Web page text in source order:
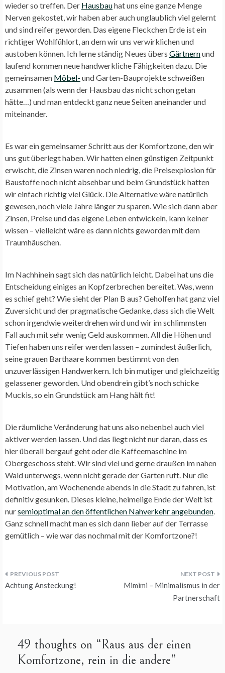
wieder so treffen. Der Hausbauhat uns eine ganze Menge
Nerven gekostet, wir haben aber auch unglaublich viel gelernt
und sind reifer geworden. Das eigene Fleckchen Erde ist ein
richtiger Wohlfühlort, an dem wir uns verwirklichen und
austoben können. Ich lerne ständig Neues übers Gärtnernund
laufend kommen neue handwerkliche Fähigkeiten dazu. Die
gemeinsamen Möbel- und Garten-Bauprojekte schweißen
zusammen (als wenn der Hausbau das nicht schon getan
hätte…) und man entdeckt ganz neue Seiten aneinander und
miteinander.
Es war ein gemeinsamer Schritt aus der Komfortzone, den wir
uns gut überlegt haben. Wir hatten einen günstigen Zeitpunkt
erwischt, die Zinsen waren noch niedrig, die Preisexplosion für
Baustoffe noch nicht absehbar und beim Grundstück hatten
wir einfach richtig viel Glück. Die Alternative wäre natürlich
gewesen, noch viele Jahre länger zu sparen. Wie sich dann aber
Zinsen, Preise und das eigene Leben entwickeln, kann keiner
wissen – vielleicht wäre es dann nichts geworden mit dem
Traumhäuschen.
Im Nachhinein sagt sich das natürlich leicht. Dabei hat uns die
Entscheidung einiges an Kopfzerbrechen bereitet. Was, wenn
es schief geht? Wie sieht der Plan B aus? Geholfen hat ganz viel
Zuversicht und der pragmatische Gedanke, dass sich die Welt
schon irgendwie weiterdrehen wird und wir im schlimmsten
Fall auch mit sehr wenig Geld auskommen. All die Höhen und
Tiefen haben uns reifer werden lassen – zumindest äußerlich,
seine grauen Barthaare kommen bestimmt von den
unzuverlässigen Handwerkern. Ich bin mutiger und gleichzeitig
gelassener geworden. Und obendrein gibt’s noch schicke
Muckis, so ein Grundstück am Hang hält fit!
Die räumliche Veränderung hat uns also nebenbei auch viel
aktiver werden lassen. Und das liegt nicht nur daran, dass es
hier überall bergauf geht oder die Kaffeemaschine im
Obergeschoss steht. Wir sind viel und gerne draußen im nahen
Wald unterwegs, wenn nicht gerade der Garten ruft. Nur die
Motivation, am Wochenende abends in die Stadt zu fahren, ist
definitiv gesunken. Dieses kleine, heimelige Ende der Welt ist
nursemioptimal an den öffentlichen Nahverkehr angebunden
Ganz schnell macht man es sich dann lieber auf der Terrasse
gemütlich – wie war das nochmal mit der Komfortzone?!
Beitragsnavigation
Achtung Ansteckung!
Mimimi – Minimalismus in der
Partnerschaft
49 thoughts on “Raus aus der einen
Komfortzone, rein in die andere”